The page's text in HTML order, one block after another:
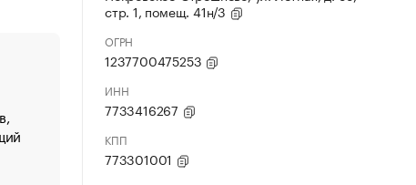
стр. 1, помещ. 41н/3
ОГРН
1237700475253
ИНН
7733416267
КПП
773301001